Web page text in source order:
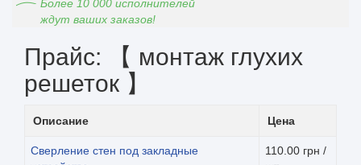
Более 10 000 исполнителей
ждут ваших заказов!
Прайс: 【 монтаж глухих
решеток 】
Описание Цена
Сверление стен под закладные
110.00 грн /